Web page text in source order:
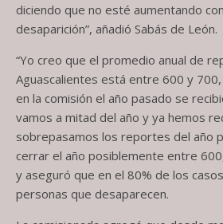
diciendo que no esté aumentando
desaparición”, añadió Sabás de León.
“Yo creo que el promedio anual de
Aguascalientes está entre 600 y
en la comisión el año pasado se
vamos a mitad del año y ya hemos
sobrepasamos los reportes del año
cerrar el año posiblemente entre
y aseguró que en el 80% de los
personas que desaparecen.